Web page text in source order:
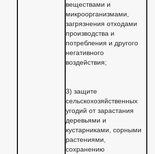
веществами и
микроорганизмами,
загрязнения отходами
производства и
потребления и другого
негативного
воздействия;
3) защите
сельскохозяйственных
угодий от зарастания
деревьями и
кустарниками, сорными
растениями,
сохранению